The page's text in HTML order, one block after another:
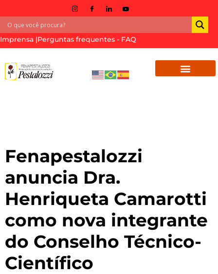
Imprensa |Perguntas frequentes - FAQ
Fenapestalozzi
anuncia Dra.
Henriqueta Camarotti
como nova integrante
do Conselho Técnico-
Científico